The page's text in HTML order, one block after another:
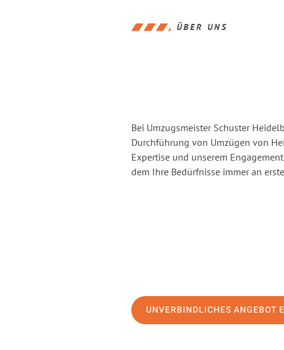
ÜBER UNS
Bei Umzugsmeister Schuster
Durchführung von Umzügen von
Expertise und unserem
dem Ihre Bedürfnisse immer an
UNVERBINDLICHES ANGEBOT